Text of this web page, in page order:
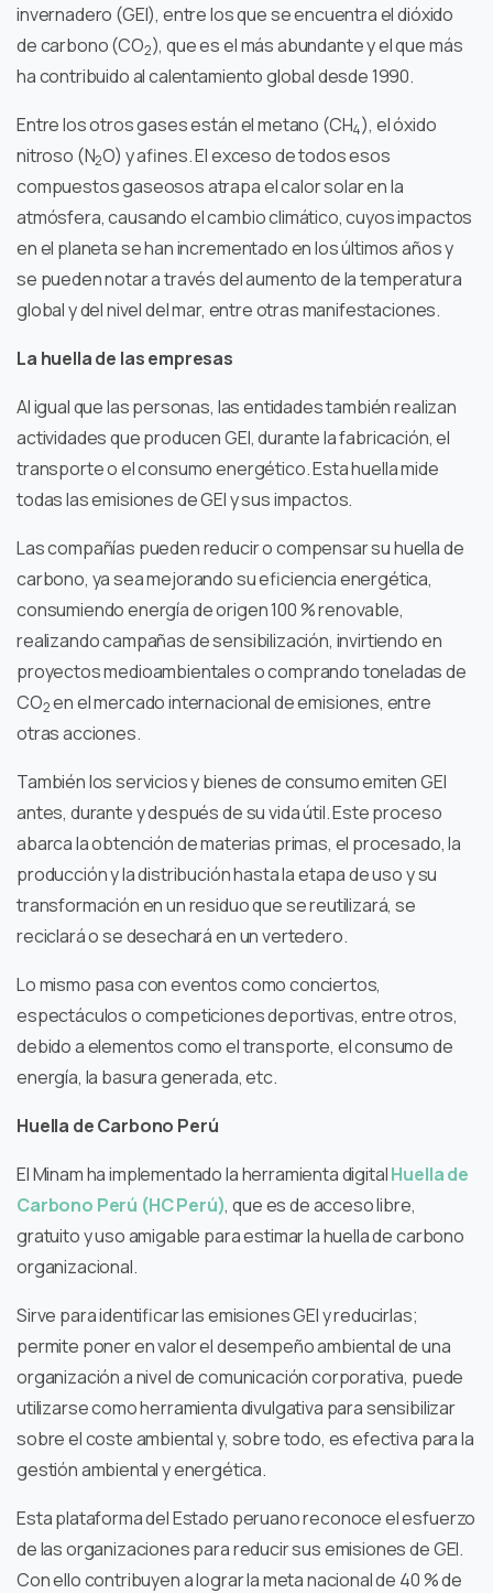
invernadero (GEI), entre los que se encuentra el dióxido
de carbono (CO2), que es el más abundante y el que más
ha contribuido al calentamiento global desde 1990.
Entre los otros gases están el metano (CH4), el óxido
nitroso (N2O) y afines. El exceso de todos esos
compuestos gaseosos atrapa el calor solar en la
atmósfera, causando el cambio climático, cuyos impactos
en el planeta se han incrementado en los últimos años y
se pueden notar a través del aumento de la temperatura
global y del nivel del mar, entre otras manifestaciones.
La huella de las empresas
Al igual que las personas, las entidades también realizan
actividades que producen GEI, durante la fabricación, el
transporte o el consumo energético. Esta huella mide
todas las emisiones de GEI y sus impactos.
Las compañías pueden reducir o compensar su huella de
carbono, ya sea mejorando su eficiencia energética,
consumiendo energía de origen 100 % renovable,
realizando campañas de sensibilización, invirtiendo en
proyectos medioambientales o comprando toneladas de
CO2en el mercado internacional de emisiones, entre
otras acciones.
También los servicios y bienes de consumo emiten GEI
antes, durante y después de su vida útil. Este proceso
abarca la obtención de materias primas, el procesado, la
producción y la distribución hasta la etapa de uso y su
transformación en un residuo que se reutilizará, se
reciclará o se desechará en un vertedero.
Lo mismo pasa con eventos como conciertos,
espectáculos o competiciones deportivas, entre otros,
debido a elementos como el transporte, el consumo de
energía, la basura generada, etc.
Huella de Carbono Perú
El Minam ha implementado la herramienta digitalHuella de
Carbono Perú (HC Perú), que es de acceso libre,
gratuito y uso amigable para estimar la huella de carbono
organizacional.
Sirve para identificar las emisiones GEI y reducirlas;
permite poner en valor el desempeño ambiental de una
organización a nivel de comunicación corporativa, puede
utilizarse como herramienta divulgativa para sensibilizar
sobre el coste ambiental y, sobre todo, es efectiva para la
gestión ambiental y energética.
Esta plataforma del Estado peruano reconoce el esfuerzo
de las organizaciones para reducir sus emisiones de GEI.
Con ello contribuyen a lograr la meta nacional de 40 % de